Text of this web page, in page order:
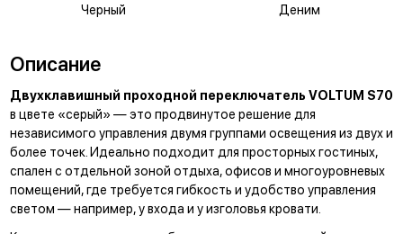
Черный Деним
Описание
Двухклавишный проходной переключатель VOLTUM S70
в цвете «серый» — это продвинутое решение для
независимого управления двумя группами освещения из двух и
более точек. Идеально подходит для просторных гостиных,
спален с отдельной зоной отдыха, офисов и многоуровневых
помещений, где требуется гибкость и удобство управления
светом — например, у входа и у изголовья кровати.